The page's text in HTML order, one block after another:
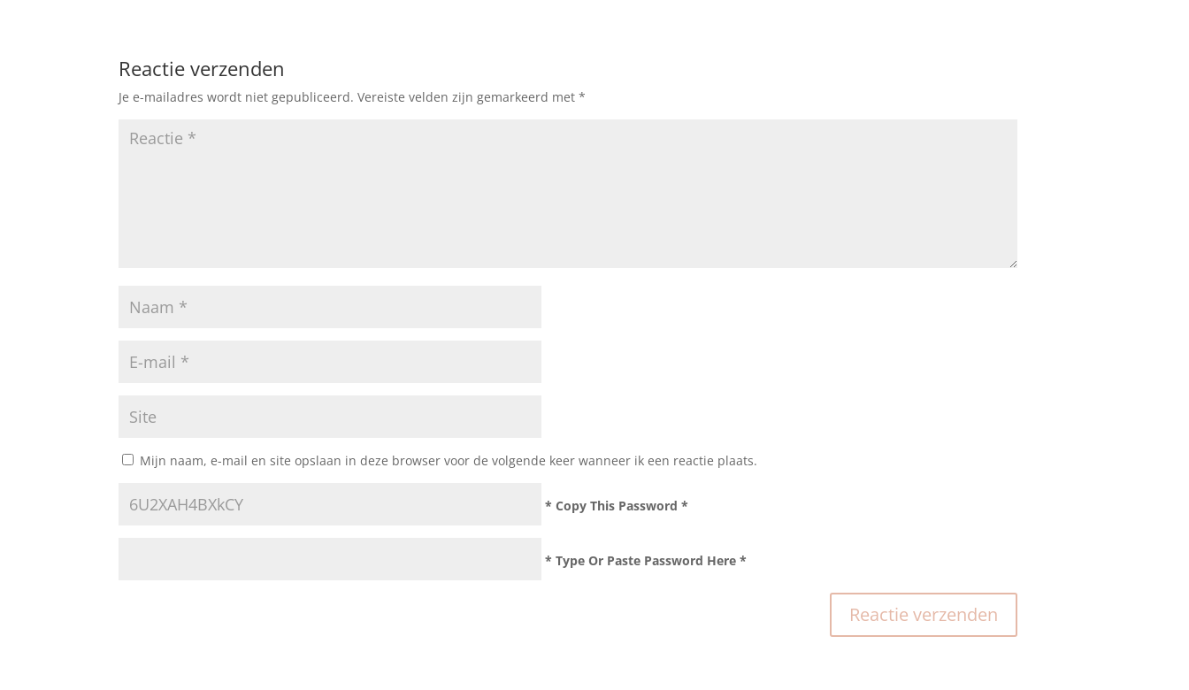
Reactie verzenden
Je e-mailadres wordt niet gepubliceerd. Vereiste velden zijn gemarkeerd met*
Mijn naam, e-mail en site opslaan in deze browser voor de volgende keer wanneer ik een reactie plaats.
* Copy This Password *
* Type Or Paste Password Here *